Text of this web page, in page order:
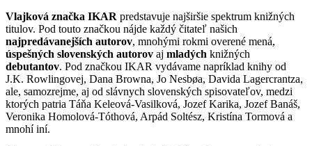
Vlajková značka IKAR predstavuje najširšie spektrum knižných
titulov. Pod touto značkou nájde každý čitateľ našich
najpredávanejších autorov, mnohými rokmi overené mená,
úspešných slovenských autorov aj mladých knižných
debutantov. Pod značkou IKAR vydávame napríklad knihy od
J.K. Rowlingovej, Dana Browna, Jo Nesbøa, Davida Lagercrantza,
ale, samozrejme, aj od slávnych slovenských spisovateľov, medzi
ktorých patria Táňa Keleová-Vasilková, Jozef Karika, Jozef Banáš,
Veronika Homolová-Tóthová, Arpád Soltész, Kristína Tormová a
mnohí iní.